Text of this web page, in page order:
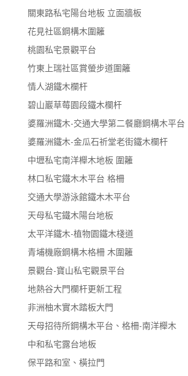
關東路私宅陽台地板 立面牆板
花見社區鋼構木圍籬
桃園私宅景觀平台
竹東上瑞社區賞螢步道圍籬
情人湖鐵木欄杆
碧山巖草莓園段鐵木欄杆
婆羅洲鐵木-交通大學第二餐廳鋼構木平台
婆羅洲鐵木-金瓜石祈堂老街鐵木欄杆
中壢私宅南洋櫸木地板 圍籬
林口私宅鐵木木平台 格柵
交通大學游泳館鐵木木平台
天母私宅鐵木陽台地板
太平洋鐵木-植物園鐵木棧道
青埔機廠鋼構木格柵 木圍籬
景觀台-寶山私宅觀景平台
地熱谷大門欄杆更新工程
非洲柚木實木踏板大門
天母招待所鋼構木平台、格柵-南洋櫸木
中和私宅露台地板
保平路和室、橫拉門